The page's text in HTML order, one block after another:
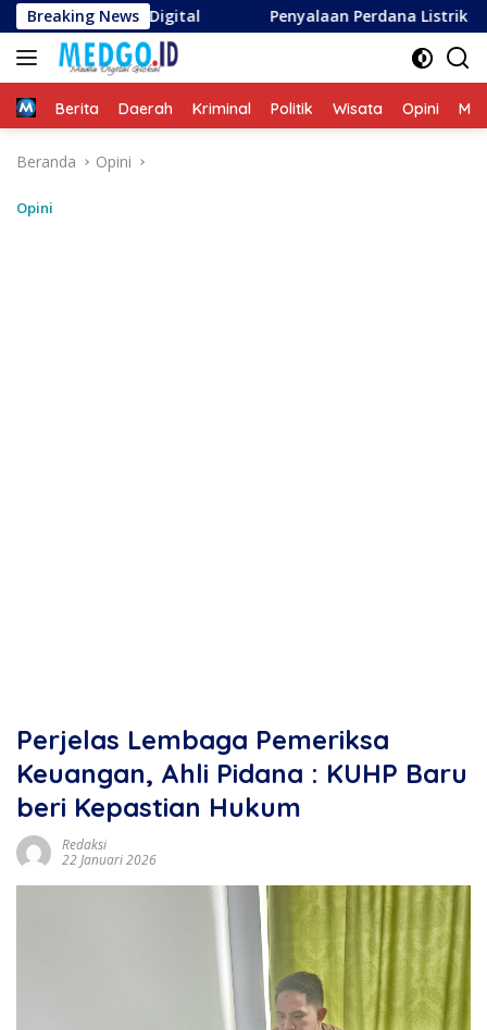
Langsung
ke
konten
Breaking News
Digital Penyalaan Perdana Listrik di Pulau
HomeBerita Daerah Kriminal Politik Wisata Opini
Beranda Opini
Opini
Perjelas Lembaga Pemeriksa
Keuangan, Ahli Pidana : KUHP Baru
beri Kepastian Hukum
Redaksi
22 Januari 2026